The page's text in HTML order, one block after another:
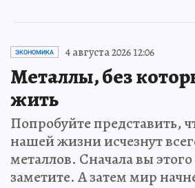
ЭКОНОМИКА 4 августа 2026 12:06
Металлы, без
жить
Попробуйте представить,
нашей жизни исчезнут
металлов. Сначала вы
заметите. А затем мир